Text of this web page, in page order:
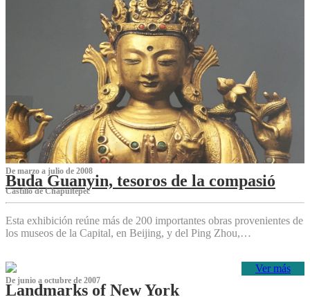
De marzo a julio de 2008
Buda Guanyin, tesoros de la compasió
Castillo de Chapultepec
Esta exhibición reúne más de 200 importantes obras provenientes de
los museos de la Capital, en Beijing, y del Ping Zhou,…
Ver más
De junio a octubre de 2007
Landmarks of New York